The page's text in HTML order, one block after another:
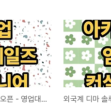
국내 대기업 포지션 오픈 - 영업대표, 프리세일즈, 고객지원 엔지니어 등 채용